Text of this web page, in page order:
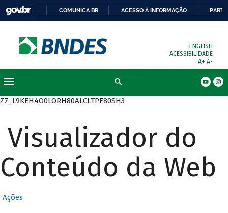
COMUNICA BR ACESSO À INFORMAÇÃO
ENGLISH
ACESSIBILIDADE
A+ A-
Z7_L9KEH4O0LORH80ALCLTPF80SH3
Visualizador do
Conteúdo da Web
Ações